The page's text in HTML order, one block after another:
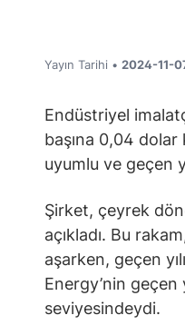
Yayın Tarihi • 2024-11-
Endüstriyel
başına 0,04
uyumlu ve geçen
Şirket, çeyrek
açıkladı. Bu
aşarken, geçen
Energy’nin geçen
seviyesindeydi.